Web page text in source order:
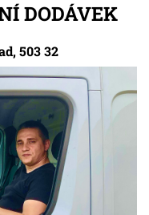
DODÁVEK
503 32